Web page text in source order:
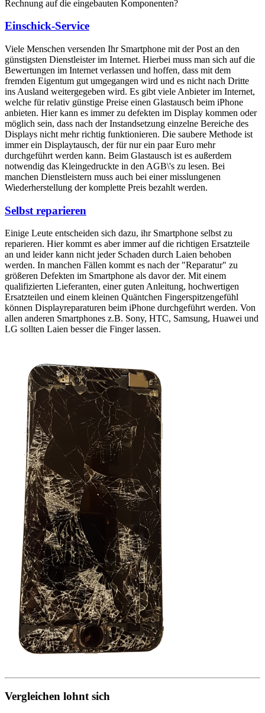
Rechnung auf die eingebauten Komponenten?
Einschick-Service
Viele Menschen versenden Ihr Smartphone mit der Post an den
günstigsten Dienstleister im Internet. Hierbei muss man sich auf die
Bewertungen im Internet verlassen und hoffen, dass mit dem
fremden Eigentum gut umgegangen wird und es nicht nach Dritte
ins Ausland weitergegeben wird. Es gibt viele Anbieter im Internet,
welche für relativ günstige Preise einen Glastausch beim iPhone
anbieten. Hier kann es immer zu defekten im Display kommen oder
möglich sein, dass nach der Instandsetzung einzelne Bereiche des
Displays nicht mehr richtig funktionieren. Die saubere Methode ist
immer ein Displaytausch, der für nur ein paar Euro mehr
durchgeführt werden kann. Beim Glastausch ist es außerdem
notwendig das Kleingedruckte in den AGB\'s zu lesen. Bei
manchen Dienstleistern muss auch bei einer misslungenen
Wiederherstellung der komplette Preis bezahlt werden.
Selbst reparieren
Einige Leute entscheiden sich dazu, ihr Smartphone selbst zu
reparieren. Hier kommt es aber immer auf die richtigen Ersatzteile
an und leider kann nicht jeder Schaden durch Laien behoben
werden. In manchen Fällen kommt es nach der "Reparatur" zu
größeren Defekten im Smartphone als davor der. Mit einem
qualifizierten Lieferanten, einer guten Anleitung, hochwertigen
Ersatzteilen und einem kleinen Quäntchen Fingerspitzengefühl
können Displayreparaturen beim iPhone durchgeführt werden. Von
allen anderen Smartphones z.B. Sony, HTC, Samsung, Huawei und
LG sollten Laien besser die Finger lassen.
Vergleichen lohnt sich